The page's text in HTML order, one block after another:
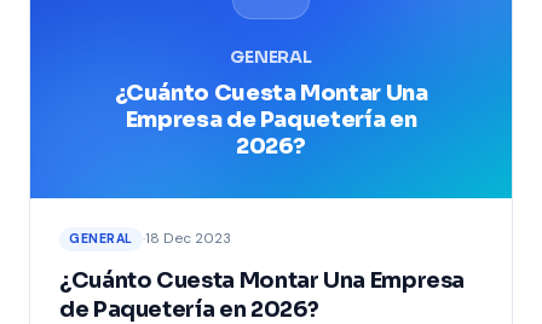
GENERAL
¿Cuánto Cuesta Montar Una
Empresa de Paquetería en
2026?
GENERAL ·18 Dec 2023
¿Cuánto Cuesta Montar Una Empresa
de Paquetería en 2026?